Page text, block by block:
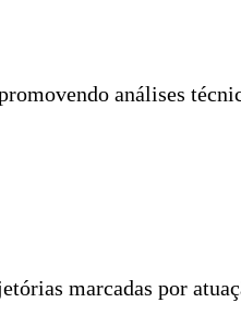
análises
marcadas por